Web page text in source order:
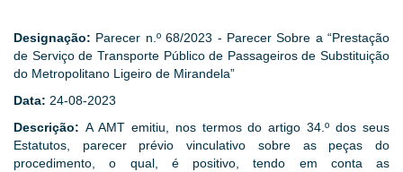
Designação: Parecer n.º 68/2023 - Parecer Sobre a “Prestação
de Serviço de Transporte Público de Passageiros de Substituição
do Metropolitano Ligeiro de Mirandela”
Data: 24-08-2023
Descrição: A AMT emitiu, nos termos do artigo 34.º dos seus
Estatutos, parecer prévio vinculativo sobre as peças do
procedimento, o qual, é positivo, tendo em conta as